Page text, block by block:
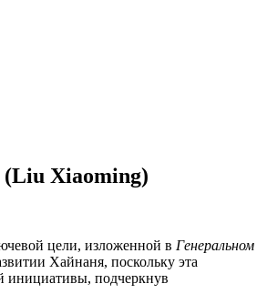
Xiaoming)
цели, изложенной в Генеральном
Хайнаня, поскольку эта
инициативы, подчеркнув